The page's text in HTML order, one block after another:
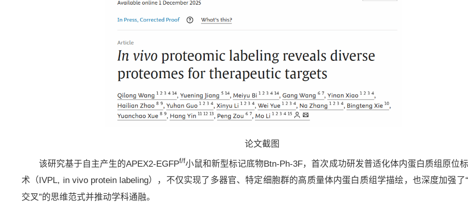
论文截图
该研究基于自主产生的APEX2-EGFPf/f小鼠和新型标记底物Btn-Ph-3F，首次成功研发普适化体内蛋白质组原位
术（IVPL, in vivo protein labeling），不仅实现了多器官、特定细胞群的高质量体内蛋白质组学描绘，也深度加强了
交叉”的思维范式并推动学科通融。